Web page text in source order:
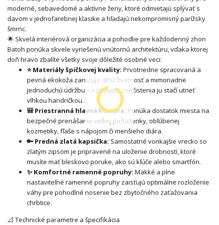
moderné, sebavedomé a aktívne ženy, ktoré odmietajú splývať s
davom v jednofarebnej klasike a hľadajú nekompromisný parížsky
šmrnc.
🌟 Skvelá interiérová organizácia a pohodlie pre každodenný zhon
Batoh ponúka skvele vyriešenú vnútornú architektúru, vďaka ktorej
doň hravo zbalíte všetky svoje dôležité osobné veci:
⭐ Materiály špičkovej kvality: Prvotriedne spracovaná a
pevná ekokoža zaručuje dlhú životnosť a mimoriadne
jednoduchú údržbu – v prípade znečistenia ju stačí utrieť
vlhkou handričkou.
🎒 Priestranná hlavná komora: Ponúka dostatok miesta na
bezpečné prenášanie veľkej peňaženky, obľúbenej
kozmetiky, fľaše s nápojom či menšieho diára.
🔑 Predná zlatá kapsička: Samostatné vonkajšie vrecko so
zlatým zipsom je pripravené na uloženie drobností, ktoré
musíte mať bleskovo poruke, ako sú kľúče alebo smartfón.
✨ Komfortné ramenné popruhy: Mäkké a plne
nastaviteľné ramenné popruhy zaisťujú optimálne rozloženie
váhy pre pohodlné nosenie bez zbytočného zaťažovania
chrbtice.
📐 Technické parametre a špecifikácia